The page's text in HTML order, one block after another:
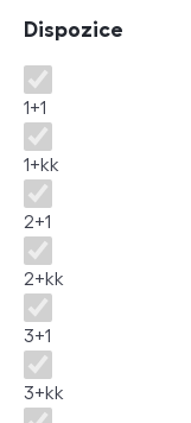
Dispozice
Dispozice
1+1
1+kk
2+1
2+kk
3+1
3+kk